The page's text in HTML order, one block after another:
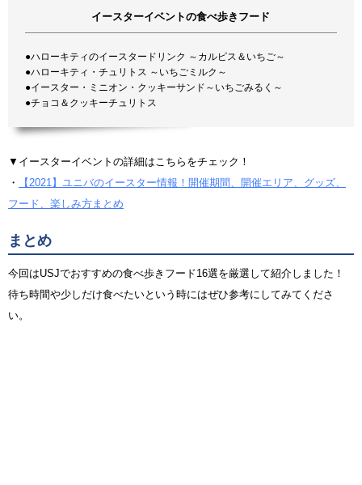
イースターイベントの食べ歩きフード
●ハローキティのイースタードリンク ～カルピス＆いちご～
●ハローキティ・チュリトス ～いちごミルク～
●イースター・ミニオン・クッキーサンド～いちごみるく～
●チョコ＆クッキーチュリトス
▼イースターイベントの詳細はこちらをチェック！
・
【2021】ユニバのイースター情報！開催期間、開催エリア、グッズ、
フード、楽しみ方まとめ
まとめ
今回はUSJでおすすめの食べ歩きフード16選を厳選して紹介しました！
待ち時間や少しだけ食べたいという時にはぜひ参考にしてみてくださ
い。